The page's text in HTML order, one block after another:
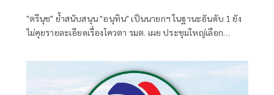
"ตรีนุช" ย้ำสนับสนุน "อนุทิน" เป็นนายกฯ ในฐานะอันดับ 1 ยัง
ไม่คุยรายละเอียดเรื่องโควตา รมต. เผย ประชุมใหญ่เลือก
พรรค ทำให้ลงไปช่วยหาเสียงไม่ทั่วถึง ระบุ คุยกันแล้วก่อนเลือก